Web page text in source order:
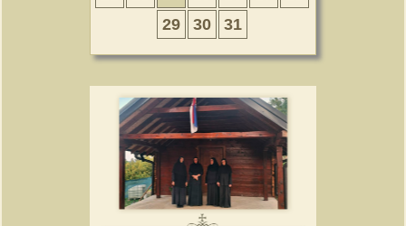
29
30 31